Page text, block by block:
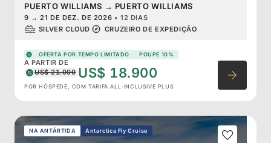
PUERTO WILLIAMS → PUERTO WILLIAMS
9 → 21 DE DEZ. DE 2026 •12 DIAS
SILVER CLOUD
CRUZEIRO DE EXPEDIÇÃO
OFERTA POR TEMPO LIMITADO POUPE 10%
A PARTIR DE
US$ 21.000 US$ 18.900
POR HÓSPEDE, COM TARIFA ALL-INCLUSIVE PLUS
NA ANTÁRTIDA Antarctica Fly Cruise